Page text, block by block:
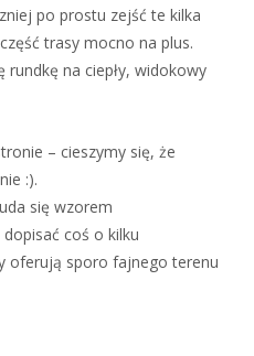
po prostu zejść te kilka
trasy mocno na plus.
na ciepły, widokowy
– cieszymy się, że
:).
się wzorem
coś o kilku
oferują sporo fajnego terenu